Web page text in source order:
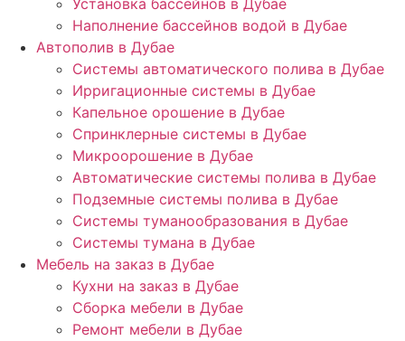
Установка бассейнов в Дубае
Наполнение бассейнов водой в Дубае
Автополив в Дубае
Системы автоматического полива в Дубае
Ирригационные системы в Дубае
Капельное орошение в Дубае
Спринклерные системы в Дубае
Микроорошение в Дубае
Автоматические системы полива в Дубае
Подземные системы полива в Дубае
Системы туманообразования в Дубае
Системы тумана в Дубае
Мебель на заказ в Дубае
Кухни на заказ в Дубае
Сборка мебели в Дубае
Ремонт мебели в Дубае